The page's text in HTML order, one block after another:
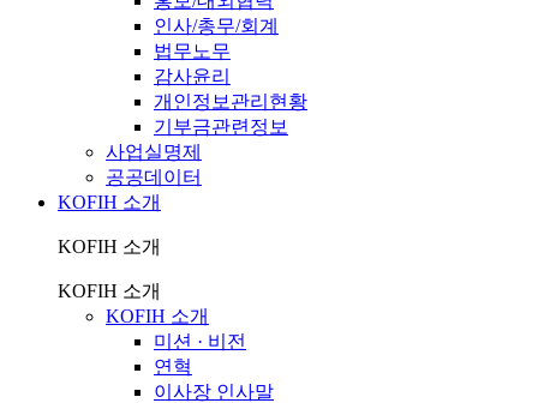
인사/총무/회계
법무노무
감사윤리
개인정보관리현황
기부금관련정보
사업실명제
공공데이터
KOFIH 소개
KOFIH 소개
KOFIH 소개
KOFIH 소개
미션 · 비전
연혁
이사장 인사말